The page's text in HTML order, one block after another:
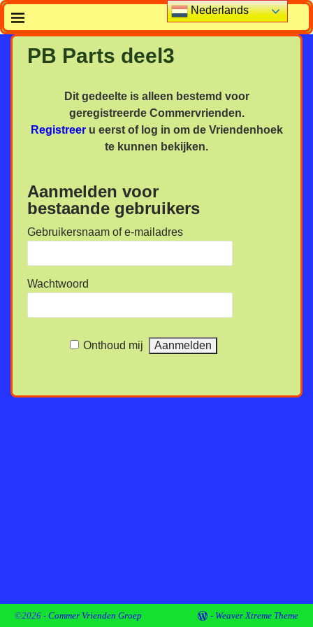
PB Parts deel3
Dit gedeelte is alleen bestemd voor
geregistreerde Commervrienden.
Registreeru eerst of log in om de Vriendenhoek
te kunnen bekijken.
Aanmelden voor
bestaande gebruikers
Gebruikersnaam of e-mailadres
Wachtwoord
Onthoud mij
©2026 - Commer Vrienden Groep - Weaver Xtreme Theme
Nederlands